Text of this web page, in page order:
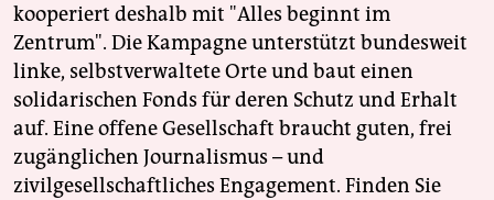
kooperiert deshalb mit "Alles beginnt im
Zentrum". Die Kampagne unterstützt bundesweit
linke, selbstverwaltete Orte und baut einen
solidarischen Fonds für deren Schutz und Erhalt
auf. Eine offene Gesellschaft braucht guten, frei
zugänglichen Journalismus – und
zivilgesellschaftliches Engagement. Finden Sie